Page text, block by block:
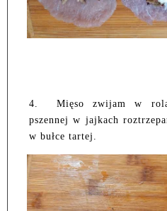
4.
Mięso zwijam w
pszennej w jajkach
w bułce tartej.